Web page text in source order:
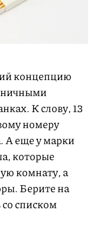
концепцию
К слову, 13
номеру
А еще у марки
которые
комнату, а
Берите на
списком